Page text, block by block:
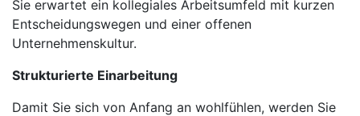
Sie erwartet ein kollegiales Arbeitsumfeld mit kurzen
Entscheidungswegen und einer offenen
Unternehmenskultur.
Strukturierte Einarbeitung
Damit Sie sich von Anfang an wohlfühlen, werden Sie